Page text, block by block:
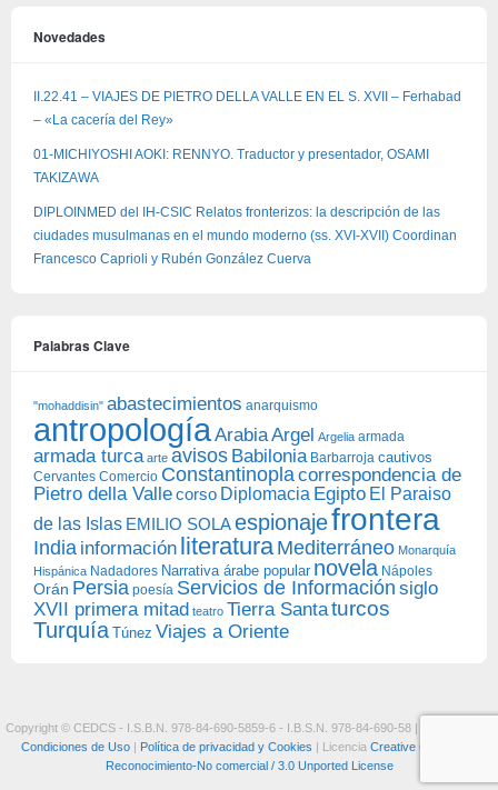
Novedades
II.22.41 – VIAJES DE PIETRO DELLA VALLE EN EL S. XVII – Ferhabad
– «La cacería del Rey»
01-MICHIYOSHI AOKI: RENNYO. Traductor y presentador, OSAMI
TAKIZAWA
DIPLOINMED del IH-CSIC Relatos fronterizos: la descripción de las
ciudades musulmanas en el mundo moderno (ss. XVI-XVII) Coordinan
Francesco Caprioli y Rubén González Cuerva
Palabras Clave
"mohaddisin" abastecimientos anarquismo
antropología ArabiaArgel Argelia armada
armada turca arte avisos Babilonia Barbarroja cautivos
Cervantes Comercio Constantinopla correspondencia de
Pietro della Vallecorso Diplomacia Egipto El Paraiso
de las Islas EMILIO SOLAespionajefrontera
India información literatura Mediterráneo Monarquía
Hispánica Nadadores Narrativa árabe popular novela Nápoles
Orán Persia poesía Servicios de Información siglo
XVII primera mitad teatro Tierra Santaturcos
Turquía Túnez Viajes a Oriente
Copyright © CEDCS - I.S.B.N. 978-84-690-5859-6 - I.B.S.N. 978-84-690-58 |
Condiciones de Uso| Política de privacidad y Cookies | Licencia Creative Commons:
Reconocimiento-No comercial / 3.0 Unported License